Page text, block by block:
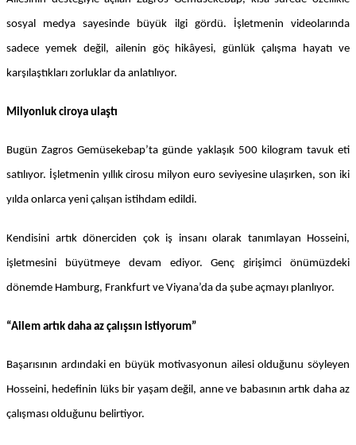
sosyal medya sayesinde büyük ilgi gördü. İşletmenin videolarında
sadece yemek değil, ailenin göç hikâyesi, günlük çalışma hayatı ve
karşılaştıkları zorluklar da anlatılıyor.
Milyonluk ciroya ulaştı
Bugün Zagros Gemüsekebap’ta günde yaklaşık 500 kilogram tavuk eti
satılıyor. İşletmenin yıllık cirosu milyon euro seviyesine ulaşırken, son iki
yılda onlarca yeni çalışan istihdam edildi.
Kendisini artık dönerciden çok iş insanı olarak tanımlayan Hosseini,
işletmesini büyütmeye devam ediyor. Genç girişimci önümüzdeki
dönemde Hamburg, Frankfurt ve Viyana’da da şube açmayı planlıyor.
“Ailem artık daha az çalışsın istiyorum”
Başarısının ardındaki en büyük motivasyonun ailesi olduğunu söyleyen
Hosseini, hedefinin lüks bir yaşam değil, anne ve babasının artık daha az
çalışması olduğunu belirtiyor.